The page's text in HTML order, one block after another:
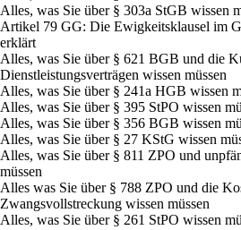
Alles, was Sie über § 303a StGB wissen
Artikel 79 GG: Die Ewigkeitsklausel im
erklärt
Alles, was Sie über § 621 BGB und die
Dienstleistungsverträgen wissen müssen
Alles, was Sie über § 241a HGB wissen
Alles, was Sie über § 395 StPO wissen
Alles, was Sie über § 356 BGB wissen
Alles, was Sie über § 27 KStG wissen
Alles, was Sie über § 811 ZPO und
müssen
Alles was Sie über § 788 ZPO und die
Zwangsvollstreckung wissen müssen
Alles, was Sie über § 261 StPO wissen